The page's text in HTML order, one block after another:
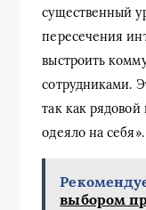
существенный
пересечения
выстроить
сотрудниками.
так как рядовой
одеяло на себя».
выбором